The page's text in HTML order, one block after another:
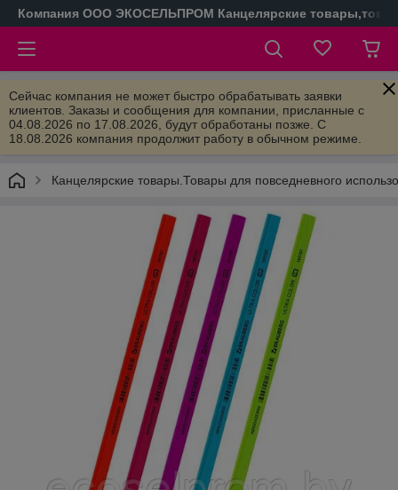
Компания ООО ЭКОСЕЛЬПРОМ Канцелярские
Сейчас компания не может быстро обрабатывать заявки
клиентов. Заказы и сообщения для компании, присланные с
04.08.2026 по 17.08.2026, будут обработаны позже. С
18.08.2026 компания продолжит работу в обычном режиме.
Канцелярские товары.Товары для повседневного